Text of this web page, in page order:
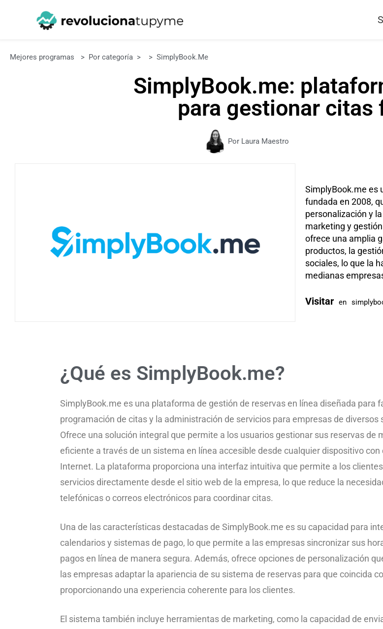
Mejores programas > Por categoría > > SimplyBook.me
SimplyBook.me:
para gestionar citas
Por Laura Maestro
SimplyBook.me es
fundada en 2008,
personalización y
marketing y
ofrece una amplia
productos, la
sociales, lo que la
medianas
Visitar en
¿Qué es SimplyBook.me?
SimplyBook.me es una plataforma de gestión de reservas en línea diseñada para
programación de citas y la administración de servicios para empresas de diversos
Ofrece una solución integral que permite a los usuarios gestionar sus reservas de
eficiente a través de un sistema en línea accesible desde cualquier dispositivo con
Internet. La plataforma proporciona una interfaz intuitiva que permite a los
servicios directamente desde el sitio web de la empresa, lo que reduce la
telefónicas o correos electrónicos para coordinar citas.
Una de las características destacadas de SimplyBook.me es su capacidad para
calendarios y sistemas de pago, lo que permite a las empresas sincronizar sus
pagos en línea de manera segura. Además, ofrece opciones de personalización
las empresas adaptar la apariencia de su sistema de reservas para que coincida
proporcionando una experiencia coherente para los clientes.
El sistema también incluye herramientas de marketing, como la capacidad de